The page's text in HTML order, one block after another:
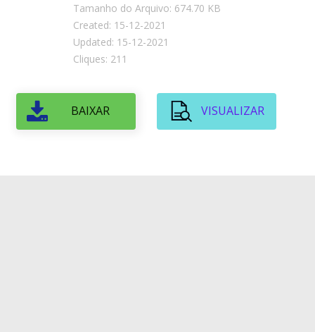
Tamanho do Arquivo: 674.70 KB
Created: 15-12-2021
Updated: 15-12-2021
Cliques: 211
BAIXAR VISUALIZAR